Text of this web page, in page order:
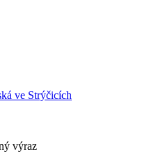
ve Strýčicích
výraz